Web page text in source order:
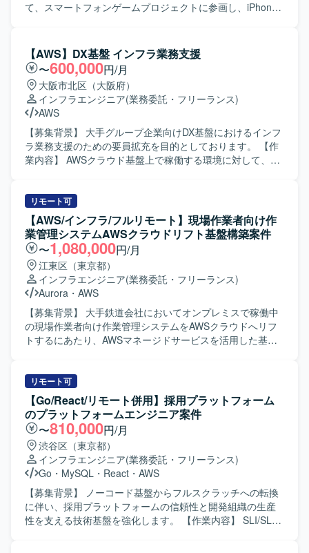
て、スマートフォンゲームプロジェクトに参画し、iPhone /
タイトルのバックエンド領域において、機能追加や改善対
応、運用上の各種対応などを担当していただきます。 【求
める人物像】 新しい技術やツールに積極的に触れ、自発的
にキャッチアップしていく姿勢をお持ちの方を求めていま
す。また、他職種とも連携しながら、チームでサービスを
育てていく意識をお持ちの方が望ましいです。 【ポジショ
ンの魅力】 超大型IPの新規プロジェクトにおいて、マルチ
プラットフォーム展開・3Dゲームタイトルのバックエンド
開発に携わることができます。高トラフィックなゲームサ
す。 【開発環境】 インフラとして AWS / GCP などのパブ
リッククラウドを利用し、開発言語は Go を採用していま
す。Claude Code、Codex、GitHub Copilot、Cursor などの
AI系ツールも活用しながら開発を進めていきます。
【AWS】DX基盤 インフラ業務支援
〜600,000円/月
大阪市北区（大阪府）
インフラエンジニア(業務委託・フリーランス)
AWS
【募集背景】 大手グループ企業向けDX基盤におけるインフ
ラ業務支援のための要員拡充を目的としております。 【作
業内容】 AWSクラウド基盤上で稼働する環境に対して、イ
会社システムとの接続妥当性確認、ネットワークや認証、
鍵管理等の基盤観点での確認、リスクや懸念点、推奨事項
の整理を実施していただきます。また、レビュー資料や説
明資料などのドキュメント作成、および顧客や関係部門と
の調整・説明対応もご担当いただきます。 【求める人物
像】 インフラ基盤全体を理解し、技術的な観点からリスク
や懸念点を整理できる方を求めております。関係者と調整
しながら、一人称で資料作成や説明対応ができ、ITに詳し
くない関係者に対してもリスクや推奨事項を分かりやすく
説明できる方を想定しております。AWS経験が浅い場合で
も、既存のインフラ経験を活かしてキャッチアップできる
盤SEや技術調整SEとしての経験を積むことができます。構
築作業だけでなく、要件定義や技術評価、関係者調整など
上流寄りの業務を通じて、インフラアーキテクチャやセキ
ュリティ、非機能要件に関する知見を広く深く身につけて
いただけます。 【開発環境】 AWSクラウド基盤を中心とし
たインフラ環境となります。ネットワーク、認証、鍵管理
などの基盤セキュリティや、外部システムとの接続を含む
構成評価に携わっていただきます。
リモート可
【AWS/インフラ/フルリモート】現場作業者向け作
業管理システムAWSクラウドリフト基盤構築案件
〜1,080,000円/月
江東区（東京都）
インフラエンジニア(業務委託・フリーランス)
Aurora ・ AWS
【募集背景】 大手鉄道会社においてオンプレミスで稼働中
の現場作業者向け作業管理システムをAWSクラウドへリフ
トするにあたり、AWSマネージドサービスを活用した基盤
ウドリフトにおいて、基盤チームの一員として非機能要件
の整理からAWS基盤の設計、IaC実装、運用設計までを一気
通貫で担当いただきます。具体的には、可用性や性能、拡
張性、セキュリティ、運用、コストなどの非機能要件を整
理し、それらを根拠にネットワークやコンテナ基盤、デー
タベース、認証連携、監視やバックアップなどの基盤設計
に落とし込んでいただきます。VPCやサブネット、NAT、
VPCエンドポイントなどのネットワーク設計、ECS on
Fargateを用いたコンテナ基盤設計、Aurora PostgreSQLや
RDS Proxy、ElastiCacheなどを用いたデータ基盤設計を行
っていただきます。また、WAFやGuardDuty、Security
リモート可
【Go/React/リモート併用】採用プラットフォーム
のプラットフォームエンジニア案件
〜810,000円/月
渋谷区（東京都）
インフラエンジニア(業務委託・フリーランス)
Go ・ MySQL ・ React ・ AWS
【募集背景】 ノーコード基盤からフルスクラッチへの転換
に伴い、採用プラットフォームの信頼性と開発組織の生産
性を支える技術基盤を強化します。 【作業内容】 SLI/SLO